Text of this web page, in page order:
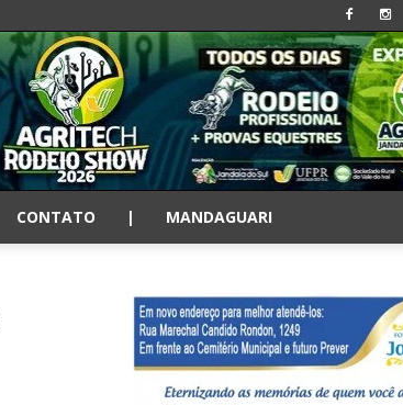
CONTATO | MANDAGUARI